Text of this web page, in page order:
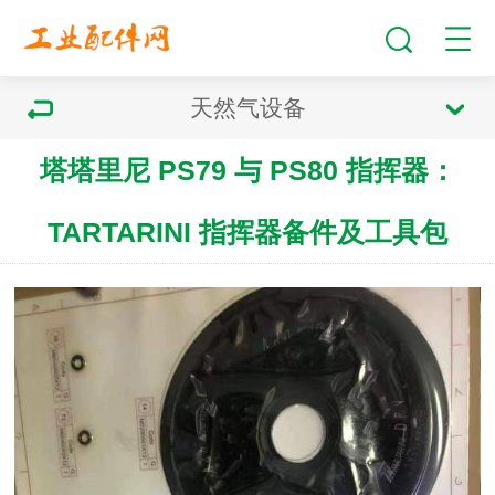
天然气设备
塔塔里尼 PS79 与 PS80 指挥器：
TARTARINI 指挥器备件及工具包